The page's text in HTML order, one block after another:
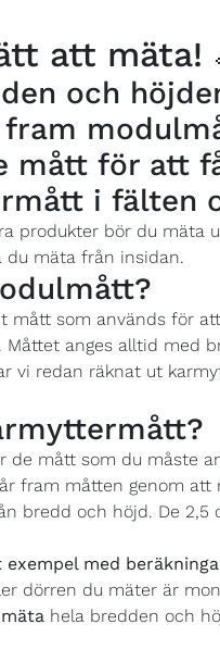
att mäta!
och
mått för att
i fälten
produkter bör du mäta
du mäta från insidan.
mått som används för
anges alltid med
vi redan räknat ut
de mått som du måste
fram måtten genom
bredd och höjd. De
exempel med
dörren du mäter är
hela bredden och